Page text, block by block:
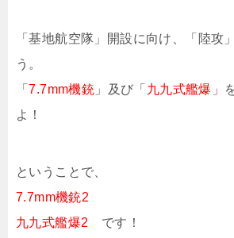
「基地航空隊」開設に向け、「陸攻
う。
「7.7mm機銃 」及び「 九九式艦爆 」
よ！
ということで、
7.7mm機銃2
九九式艦爆2 です！